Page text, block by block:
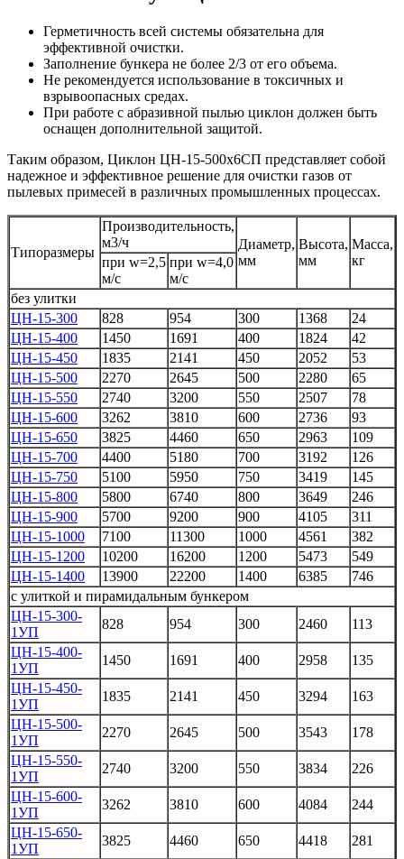
Герметичность всей системы обязательна для
эффективной очистки.
Заполнение бункера не более 2/3 от его объема.
Не рекомендуется использование в токсичных и
взрывоопасных средах.
При работе с абразивной пылью циклон должен быть
оснащен дополнительной защитой.
Таким образом, Циклон ЦН-15-500х6СП представляет собой
надежное и эффективное решение для очистки газов от
пылевых примесей в различных промышленных процессах.
Типоразмеры
Производительность,
м3/ч
Диаметр,
мм
Высота,
мм
Масса,
кг
при w=2,5
м/с
при w=4,0
м/с
без улитки
ЦН-15-300
828 954 300 1368
24
ЦН-15-400
1450 1691 400 1824
42
ЦН-15-450
1835 2141 450 2052
53
ЦН-15-500
2270 2645 500 2280
65
ЦН-15-550
2740 3200 550 2507
78
ЦН-15-600
3262 3810 600 2736
93
ЦН-15-650
3825 4460 650 2963
109
ЦН-15-700
4400 5180 700 3192
126
ЦН-15-750
5100 5950 750 3419
145
ЦН-15-800
5800 6740 800 3649
246
ЦН-15-900
5700 9200 900 4105
311
ЦН-15-1000
7100 11300 1000 4561
382
ЦН-15-1200
10200 16200 1200 5473
549
ЦН-15-1400
13900 22200 1400 6385
746
с улиткой и пирамидальным бункером
ЦН-15-300-
1УП
828 954 300 2460
113
ЦН-15-400-
1УП
1450 1691 400 2958
135
ЦН-15-450-
1УП
1835 2141 450 3294
163
ЦН-15-500-
1УП
2270 2645 500 3543
178
ЦН-15-550-
1УП
2740 3200 550 3834
226
ЦН-15-600-
1УП
3262 3810 600 4084
244
ЦН-15-650-
1УП
3825 4460 650 4418
281